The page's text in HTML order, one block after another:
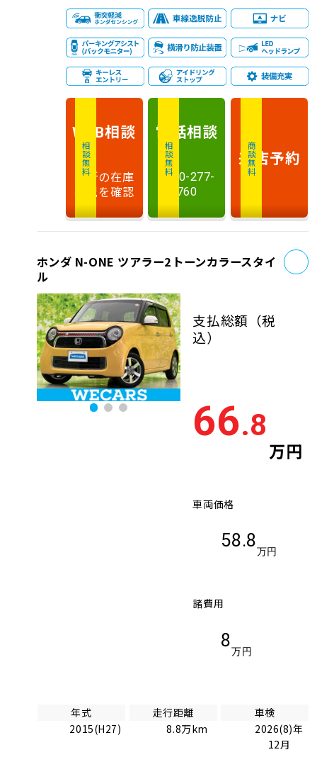
相談無料
WEB相談
最新の在庫
状況を確認
相談無料
電話相談
0120-277-
760
商談無料
来店予約
ホンダ N-ONE ツアラー2トーンカラースタイ
ル
支払総額 （税
込）
66.8
万円
車両価格
58.8
万円
諸費用
8
万円
年式
2015(H27)
走行距離
8.8万km
車検
2026(8)年
12月